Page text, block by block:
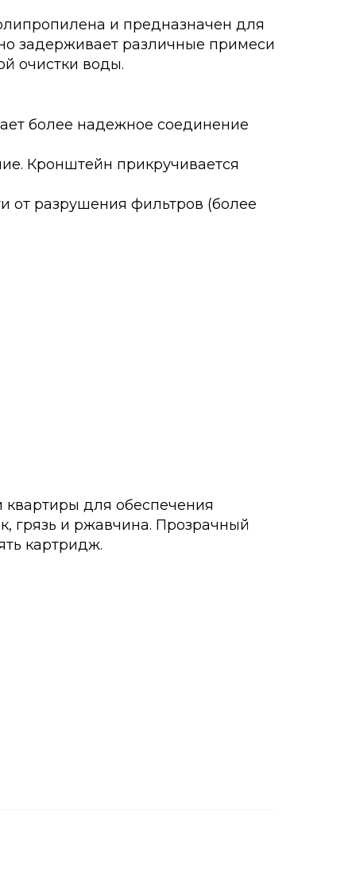
и предназначен для
задерживает различные примеси
очистки воды.
более надежное соединение
Кронштейн прикручивается
от разрушения фильтров (более
для обеспечения
грязь и ржавчина. Прозрачный
картридж.